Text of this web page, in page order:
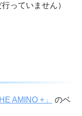
っていません）
AMINO +」
のベ